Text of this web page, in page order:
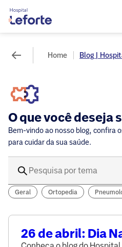
Home Blog |
O que você deseja
Bem-vindo ao nosso blog, confira
para cuidar da sua saúde.
Geral Ortopedia
26 de abril: Dia